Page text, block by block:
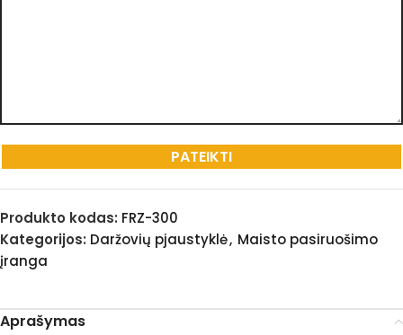
Produkto kodas: FRZ-300
Kategorijos: Daržovių pjaustyklė, Maisto pasiruošimo
įranga
Aprašymas